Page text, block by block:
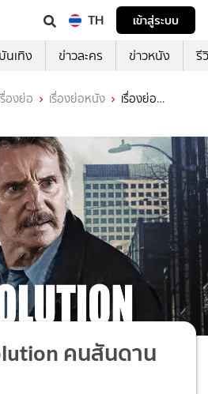
TH
เข้าสู่ระบบ
นเทิง ข่าวละคร ข่าวหนัง รี
รื่องย่อ เรื่องย่อหนัง
เรื่องย่อ
คนสันดาน